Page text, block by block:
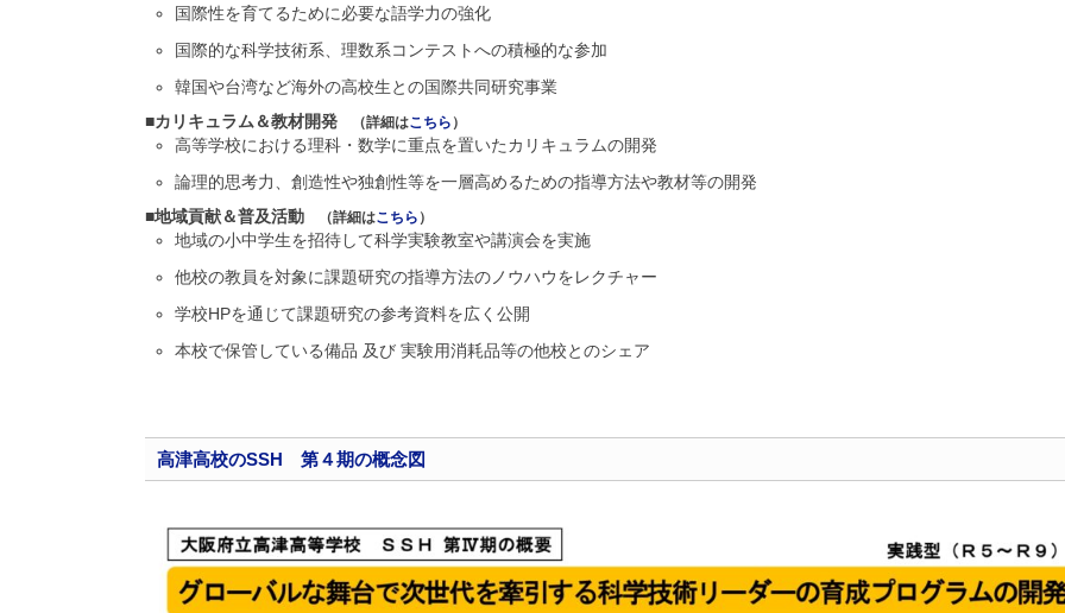
国際性を育てるために必要な語学力の強化
国際的な科学技術系、理数系コンテストへの積極的な参加
韓国や台湾など海外の高校生との国際共同研究事業
■カリキュラム＆教材開発 （詳細はこちら ）
高等学校における理科・数学に重点を置いたカリキュラムの開発
論理的思考力、創造性や独創性等を一層高めるための指導方法や教材等の開発
■地域貢献＆普及活動 （詳細はこちら ）
地域の小中学生を招待して科学実験教室や講演会を実施
他校の教員を対象に課題研究の指導方法のノウハウをレクチャー
学校HPを通じて課題研究の参考資料を広く公開
本校で保管している備品 及び 実験用消耗品等の他校とのシェア
高津高校のSSH 第４期の概念図